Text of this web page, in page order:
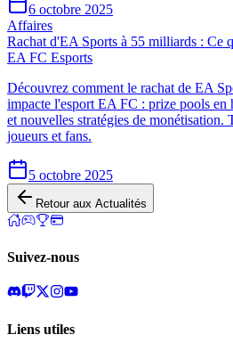
6 octobre 2025
Affaires
Rachat d'EA Sports à 55 milliards : Ce
EA FC Esports
Découvrez comment le rachat de EA
impacte l'esport EA FC : prize pools en
et nouvelles stratégies de monétisation.
joueurs et fans.
5 octobre 2025
Retour aux Actualités
Suivez-nous
Liens utiles